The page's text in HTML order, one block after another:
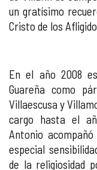
un gratísimo
Cristo de los
En el año 2008
Guareña como
Villaescusa y
cargo hasta el
Antonio
especial
de la religiosidad